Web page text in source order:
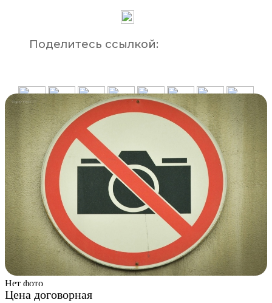
Поделитесь ссылкой:
Нет фото
Цена договорная